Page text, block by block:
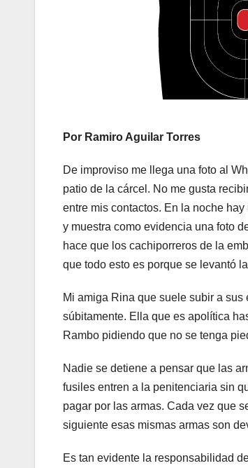
Por Ramiro Aguilar Torres
De improviso me llega una foto al
patio de la cárcel. No me gusta
entre mis contactos. En la noche
y muestra como evidencia una foto
hace que los cachiporreros de la
que todo esto es porque se levantó
Mi amiga Rina que suele subir a
súbitamente. Ella que es apolítica
Rambo pidiendo que no se tenga
Nadie se detiene a pensar que las
fusiles entren a la penitenciaria sin
pagar por las armas. Cada vez que
siguiente esas mismas armas son
Es tan evidente la responsabilidad